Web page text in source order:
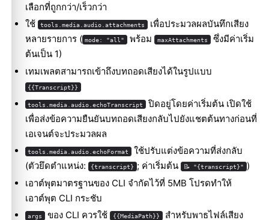
เลือกที่ถูกกว่า/เร็วกว่า
ใช้
tools.media.audio.attachments
เพื่อประมวลผลบันทึกเสียง
หลายรายการ ( mode: "all" พร้อม maxAttachments ซึ่งมีค่าเริ่ม
ต้นเป็น 1)
เทมเพลตสามารถเข้าถึงบทถอดเสียงได้ในรูปแบบ
{{Transcript}}
tools.media.audio.echoTranscript
ปิดอยู่โดยค่าเริ่มต้น เปิดใช้
เพื่อส่งข้อความยืนยันบทถอดเสียงกลับไปยังแชตต้นทางก่อนที่
เอเจนต์จะประมวลผล
tools.media.audio.echoFormat
ใช้ปรับแต่งข้อความที่ส่งกลับ
(ตัวยึดตำแหน่ง:
{transcript} ; ค่าเริ่มต้น 📝 "{transcript}" )
เอาต์พุตมาตรฐานของ CLI จำกัดไว้ที่ 5MB โปรดทำให้
เอาต์พุต CLI กระชับ
args ของ CLI ควรใช้ {{MediaPath}} สำหรับพาธไฟล์เสียง